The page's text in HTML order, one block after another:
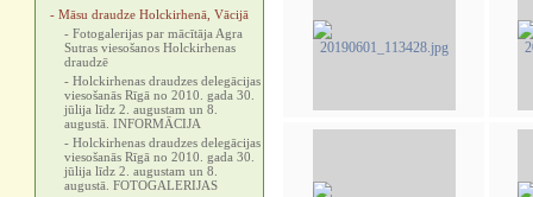
- Māsu draudze Holckirhenā, Vācijā
- Fotogalerijas par mācītāja Agra
Sutras viesošanos Holckirhenas
draudzē
- Holckirhenas draudzes delegācijas
viesošanās Rīgā no 2010. gada 30.
jūlija līdz 2. augustam un 8.
augustā. INFORMĀCIJA
- Holckirhenas draudzes delegācijas
viesošanās Rīgā no 2010. gada 30.
jūlija līdz 2. augustam un 8.
augustā. FOTOGALERIJAS